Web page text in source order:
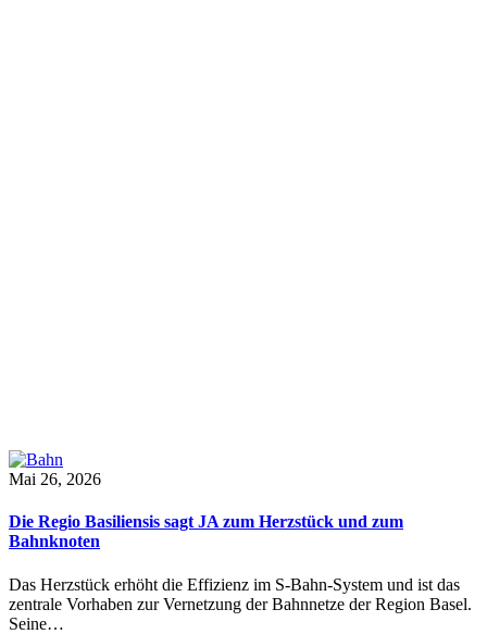
Mai 26, 2026
Die Regio Basiliensis sagt JA zum Herzstück und zum
Bahnknoten
Das Herzstück erhöht die Effizienz im S-Bahn-System und ist das
zentrale Vorhaben zur Vernetzung der Bahnnetze der Region Basel.
Seine…